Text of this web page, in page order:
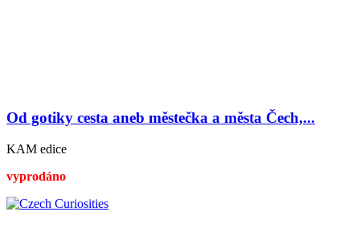
Od gotiky cesta aneb městečka a města Čech,...
KAM edice
vyprodáno